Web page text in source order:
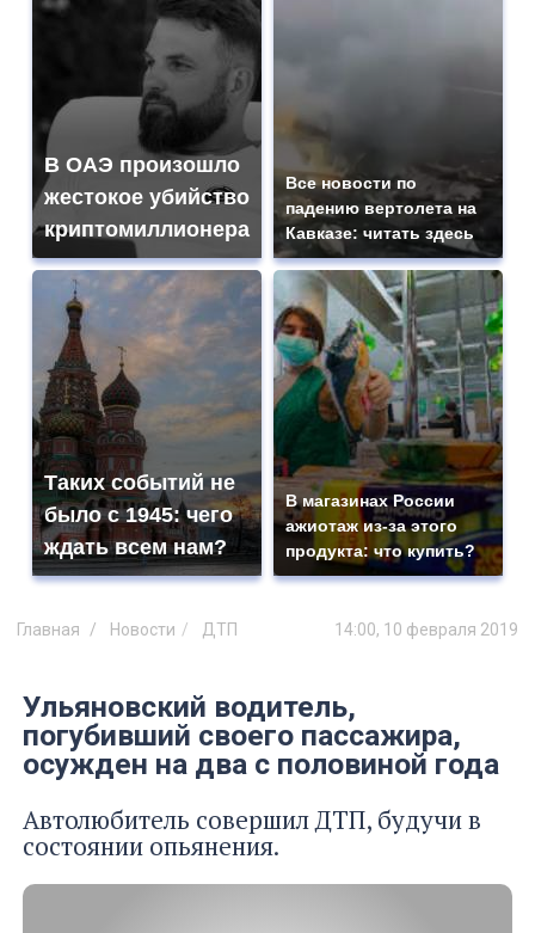
В ОАЭ произошло
жестокое убийство
криптомиллионера
Все новости по
падению вертолета на
Кавказе: читать здесь
Таких событий не
было с 1945: чего
ждать всем нам?
В магазинах России
ажиотаж из-за этого
продукта: что купить?
Главная Новости ДТП 14:00, 10 февраля 2019
Ульяновский водитель,
погубивший своего пассажира,
осужден на два с половиной года
Автолюбитель совершил ДТП, будучи в
состоянии опьянения.